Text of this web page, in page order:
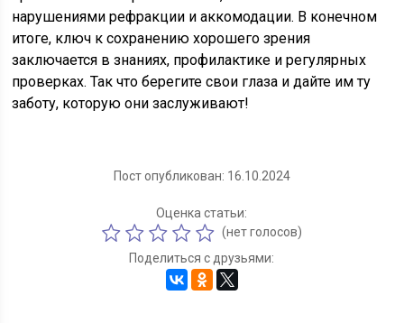
нарушениями рефракции и аккомодации. В конечном
итоге, ключ к сохранению хорошего зрения
заключается в знаниях, профилактике и регулярных
проверках. Так что берегите свои глаза и дайте им ту
заботу, которую они заслуживают!
Пост опубликован: 16.10.2024
Оценка статьи:
(нет голосов)
Поделиться с друзьями: